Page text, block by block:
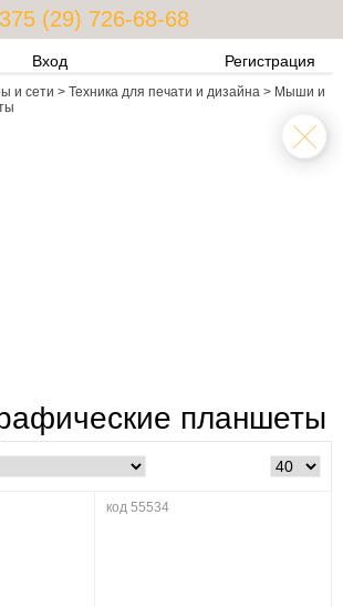
(29) 726-68-68
Вход Регистрация
и сети > Техника для печати и дизайна > Мыши и
планшеты
код 55534